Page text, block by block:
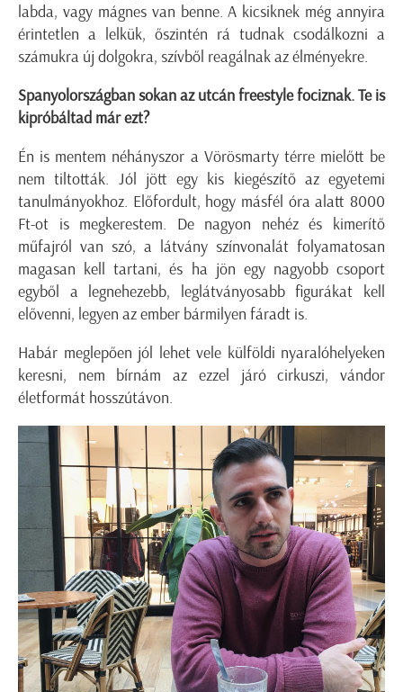
labda, vagy mágnes van benne. A kicsiknek még annyira
érintetlen a lelkük, őszintén rá tudnak csodálkozni a
számukra új dolgokra, szívből reagálnak az élményekre.
Spanyolországban sokan az utcán freestyle fociznak. Te is
kipróbáltad már ezt?
Én is mentem néhányszor a Vörösmarty térre mielőtt be
nem tiltották. Jól jött egy kis kiegészítő az egyetemi
tanulmányokhoz. Előfordult, hogy másfél óra alatt 8000
Ft-ot is megkerestem. De nagyon nehéz és kimerítő
műfajról van szó, a látvány színvonalát folyamatosan
magasan kell tartani, és ha jön egy nagyobb csoport
egyből a legnehezebb, leglátványosabb figurákat kell
elővenni, legyen az ember bármilyen fáradt is.
Habár meglepően jól lehet vele külföldi nyaralóhelyeken
keresni, nem bírnám az ezzel járó cirkuszi, vándor
életformát hosszútávon.